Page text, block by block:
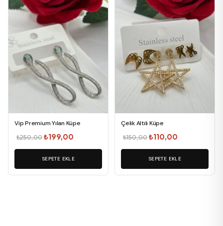
Vip Premium Yılan Küpe
₺250,00Orijinal
fiyat:
₺250,00.
₺199,00
andaki
fiyat:
SEPETE EKLE
Çelik Altılı Küpe
₺150,00Orijinal
fiyat:
₺150,00.
₺110,00
andaki
fiyat:
SEPETE EKLE